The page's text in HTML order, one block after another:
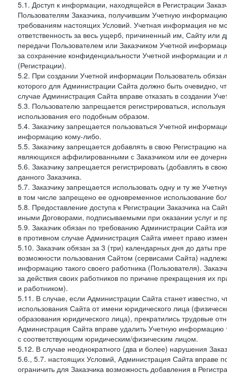
5.1. Доступ к информации, находящейся в Регистрации
Пользователям Заказчика, получившим Учетную
требованиям настоящих Условий. Учетная информация не
ответственность за весь ущерб, причиненный им, Сайту
передачи Пользователем или Заказчиком Учетной
за сохранение конфиденциальности Учетной информации
(Регистрации).
5.2. При создании Учетной информации Пользователь
которого для Администрации Сайта должно быть очевидно,
случае Администрация Сайта вправе отказать в создании
5.3. Пользователю запрещается регистрироваться,
использования его подобным образом.
5.4. Заказчику запрещается пользоваться Учетной
информацию кому-либо.
5.5. Заказчику запрещается добавлять в свою Регистрацию
являющихся аффилированными с Заказчиком или ее
5.6. Заказчику запрещается регистрировать (добавлять в
данного Заказчика.
5.7. Заказчику запрещается использовать одну и ту же
в том числе запрещено ее одновременное использование
5.8. Предоставление доступа к Регистрации Заказчика на
иными Договорами, подписываемыми при оказании услуг и
5.9. Заказчик обязан по требованию Администрации Сайта
в противном случае Администрация Сайта имеет право
5.10. Заказчик обязан за 3 (три) календарных дня до даты
возможности пользования Сайтом (сервисами Сайта)
информацию такого своего работника (Пользователя).
за действия своих работников по причине прекращения их
и работником).
5.11. В случае, если Администрации Сайта станет
использования Сайта от имени юридического лица
образования юридического лица), прекратились трудовые
Администрация Сайта вправе удалить Учетную информацию
с соответствующим юридическим/физическим лицом.
5.12. В случае неоднократного (два и более) нарушения
5.6., 5.7. настоящих Условий, Администрация Сайта вправе
ограничить для Заказчика возможность добавления в